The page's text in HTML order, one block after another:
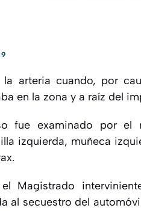
la arteria cuando, por
en la zona y a raíz del
fue examinado por el
izquierda, muñeca
Magistrado
al secuestro del